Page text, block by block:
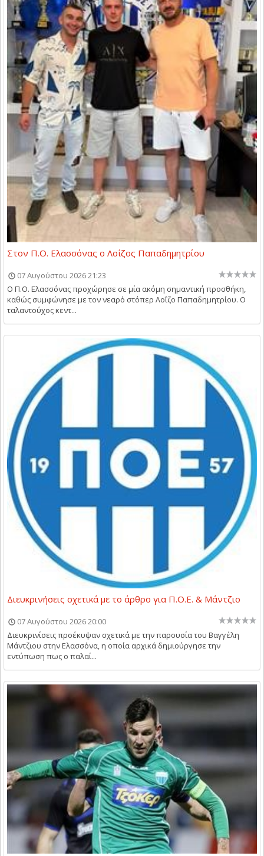
Στον Π.Ο. Ελασσόνας ο Λοΐζος Παπαδημητρίου
07 Αυγούστου 2026 21:23
Ο Π.Ο. Ελασσόνας προχώρησε σε μία ακόμη σημαντική προσθήκη,
καθώς συμφώνησε με τον νεαρό στόπερ Λοΐζο Παπαδημητρίου. Ο
ταλαντούχος κεντ...
Διευκρινήσεις σχετικά με το άρθρο για Π.Ο.Ε. & Μάντζιο
07 Αυγούστου 2026 20:00
Διευκρινίσεις προέκυψαν σχετικά με την παρουσία του Βαγγέλη
Μάντζιου στην Ελασσόνα, η οποία αρχικά δημιούργησε την
εντύπωση πως ο παλαί...